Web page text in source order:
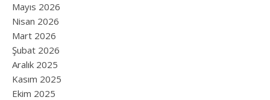
Mayıs 2026
Nisan 2026
Mart 2026
Şubat 2026
Aralık 2025
Kasım 2025
Ekim 2025